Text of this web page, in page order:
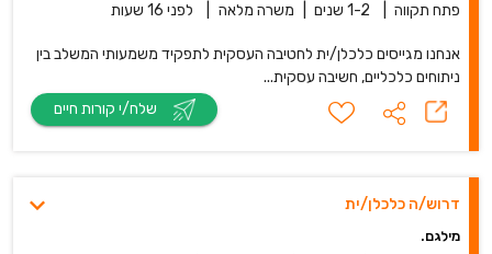
פתח תקווה 1-2 שנים משרה מלאה לפני 16 שעות
אנחנו מגייסים כלכלן/ית לחטיבה העסקית לתפקיד משמעותי המשלב בין
ניתוחים כלכליים, חשיבה עסקית...
דרוש/ה כלכלן/ית
מילגם.